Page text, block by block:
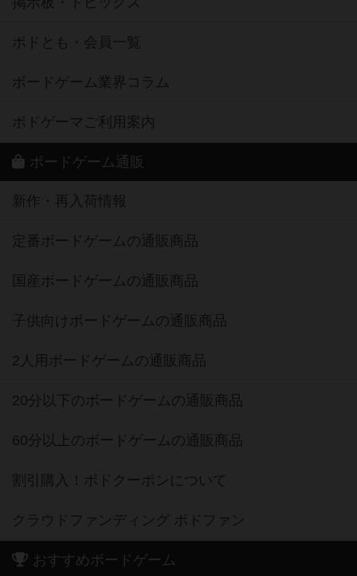
ボドとも・会員一覧
ボードゲーム業界コラム
ボドゲーマご利用案内
ボードゲーム通販
新作・再入荷情報
定番ボードゲームの通販商品
国産ボードゲームの通販商品
子供向けボードゲームの通販商品
2人用ボードゲームの通販商品
20分以下のボードゲームの通販商品
60分以上のボードゲームの通販商品
割引購入！ボドクーポンについて
クラウドファンディング ボドファン
おすすめボードゲーム